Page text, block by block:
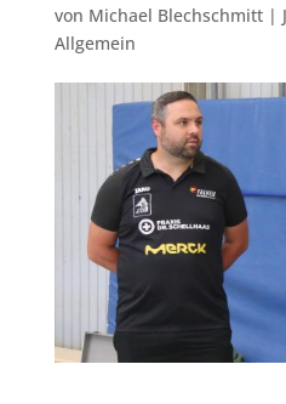
von Michael Blechschmitt|
Allgemein